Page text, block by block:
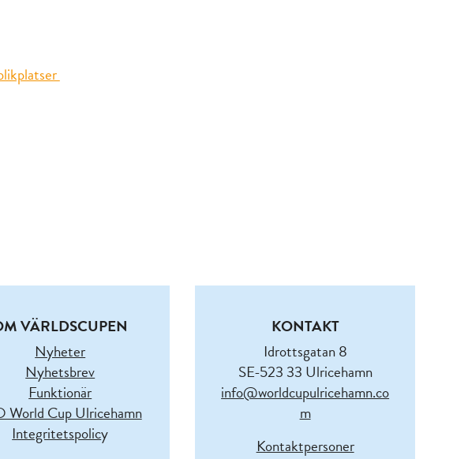
VÄRLDSCUPEN
Nyheter
Nyhetsbrev
Funktionär
World Cup Ulricehamn
Integritetspolicy
KONTAKT
Idrottsgatan 8
SE-523 33 Ulricehamn
info@worldcupulricehamn.co
m
Kontaktpersoner